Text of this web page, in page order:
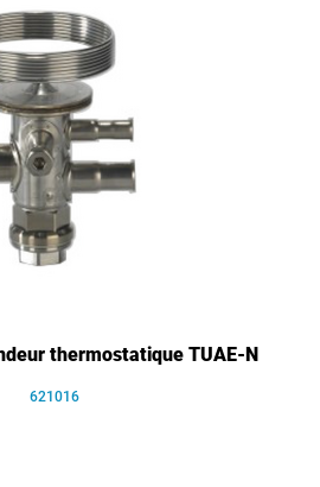
thermostatique TUAE-N
621016